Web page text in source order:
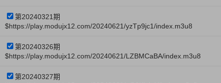
第20240321期
$https://play.modujx12.com/20240621/yzTp9jc1/index.m3u8
第20240326期
$https://play.modujx12.com/20240621/LZBMCaBA/index.m3u8
第20240327期